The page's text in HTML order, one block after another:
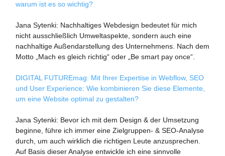
warum ist es so wichtig?
Jana Sytenki: Nachhaltiges Webdesign bedeutet für mich
nicht ausschließlich Umweltaspekte, sondern auch eine
nachhaltige Außendarstellung des Unternehmens. Nach dem
Motto „Mach es gleich richtig“ oder „Be smart pay once“.
DIGITAL FUTUREmag: Mit Ihrer Expertise in Webflow, SEO
und User Experience: Wie kombinieren Sie diese Elemente,
um eine Website optimal zu gestalten?
Jana Sytenki: Bevor ich mit dem Design & der Umsetzung
beginne, führe ich immer eine Zielgruppen- & SEO-Analyse
durch, um auch wirklich die richtigen Leute anzusprechen.
Auf Basis dieser Analyse entwickle ich eine sinnvolle